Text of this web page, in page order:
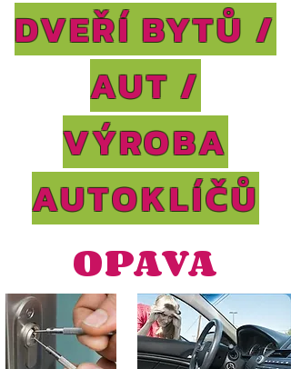
DVEŘÍ BYTŮ /
AUT /
VÝROBA
AUTOKLÍČŮ
OPAVA